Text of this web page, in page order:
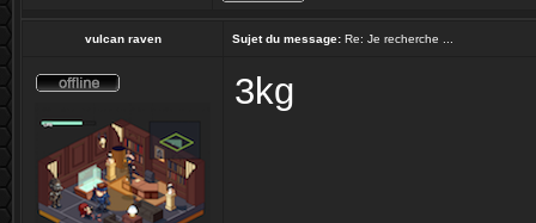
vulcan raven Sujet du message: Re: Je recherche ...
3kg